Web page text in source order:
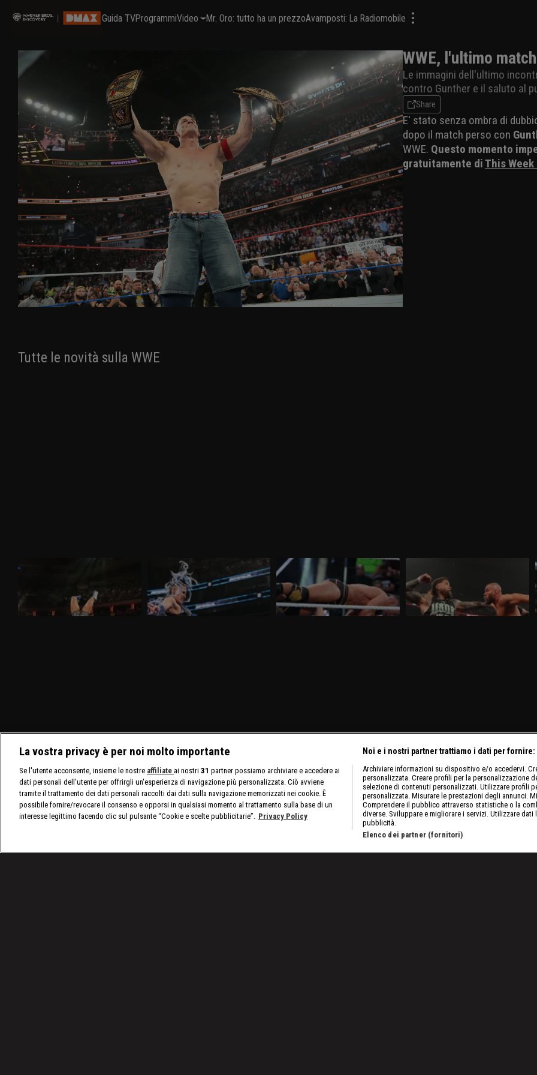
Guida TVProgrammiVideo Mr. Oro: tutto ha un prezzoAvamposti: La Radiomobile
WWE, l'ultimo
Le immagini dell'ultimo
contro Gunther e il saluto al
Share
E' stato senza ombra di
dopo il match perso con
WWE. Questo momento
gratuitamente diThis Week
Tutte le novità sulla WWE
WWE Raw 30 marzo 2026: nel
Nella puntata di Raw del 30 marzo,
visibile su discovery+, al Madison Square
Garden ci sono in palio i titoli tag team
maschili e femminili. Nuovo confronto fra
WWE SmackDown 27 marzo 2026:
Tiffany sfida Giulia
Nella puntata di SmackDown del 27
marzo, visibile su discovery+, Giulia e
Tiffany Stratton si sfidano in un Non Title
Match. Charlotte Flair e Alexa Bliss
WWE NXT 24 marzo 2026: Saints e
D'Angelo a confronto
Nella puntata di NXT del 24 marzo,visibile
su discovery+, si affrontano Ricky Saints
e Tony D'Angelo. Gauntlet Match per
stabilire il prossimo avversario di Myles
visionari sfidano gli Usos
Nella puntata di Raw del 23 marzo,
visibile su discovery+, gli Usos
affrontano Logan Paul e Austin Theory.
Sarà presente nuovamente Brock Lesnar.
La vostra privacy è per noi molto importante
Se l'utente acconsente, insieme le nostre affiliate ai nostri 31 partner possiamo archiviare e accedere ai
dati personali dell'utente per offrirgli un'esperienza di navigazione più personalizzata. Ciò avviene
tramite il trattamento dei dati personali raccolti dai dati sulla navigazione memorizzati nei cookie. È
possibile fornire/revocare il consenso e opporsi in qualsiasi momento al trattamento sulla base di un
interesse legittimo facendo clic sul pulsante “Cookie e scelte pubblicitarie”. Privacy Policy
Noi e i nostri partner trattiamo i dati per fornire:
Archiviare informazioni su dispositivo e/o accedervi.
personalizzata. Creare profili per la personalizzazione
selezione di contenuti personalizzati. Utilizzare profili
personalizzata. Misurare le prestazioni degli annunci.
Comprendere il pubblico attraverso statistiche o la
diverse. Sviluppare e migliorare i servizi. Utilizzare dati
pubblicità.
Elenco dei partner (fornitori)